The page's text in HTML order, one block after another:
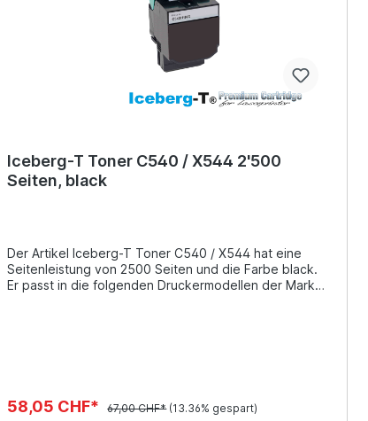
Iceberg-T Toner C540 / X544 2'500
Seiten, black
Der Artikel Iceberg-T Toner C540 / X544 hat eine
Seitenleistung von 2500 Seiten und die Farbe black.
Er passt in die folgenden Druckermodellen der Marke
58,05 CHF* 67,00 CHF* (13.36% gespart)